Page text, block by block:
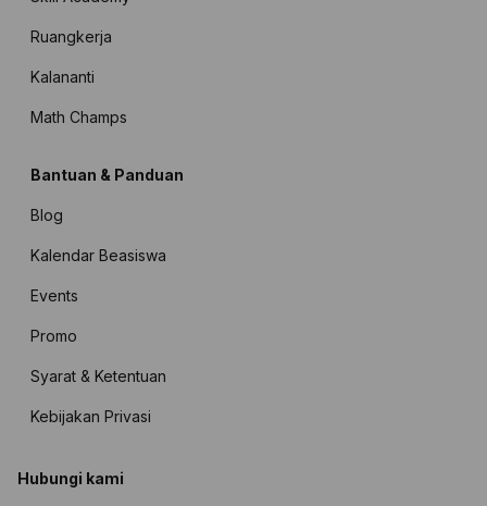
Ruangkerja
Kalananti
Math Champs
Bantuan & Panduan
Blog
Kalendar Beasiswa
Events
Promo
Syarat & Ketentuan
Kebijakan Privasi
Hubungi kami